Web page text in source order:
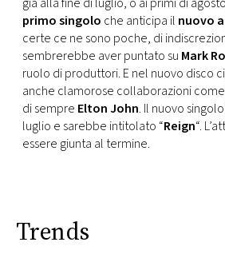
primo singolo che anticipa il nuovo
certe ce ne sono poche, di
sembrerebbe aver puntato su Mark
ruolo di produttori. E nel nuovo disco
anche clamorose collaborazioni
di sempre Elton John. Il nuovo
luglio e sarebbe intitolato “Reign“.
essere giunta al termine.
Trends